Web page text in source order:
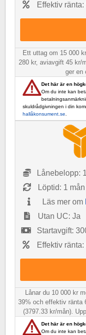
Effektiv
Ett uttag om 15 000
280 kr, aviavgift 45 kr/
ger en
Det här är en
Om du inte kan
skuldrådgivningen i din
hallåkonsument.se
Lånebelopp:
Löptid: 1
Läs mer om
Utan UC: Ja
Startavgift:
Effektiv
Lånar du 10 000 kr
39% och effektiv ränta
(3797.33 kr/mån).
Det här är en
Om du inte kan